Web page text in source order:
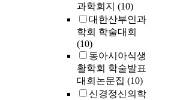
과학회지 (10)
대한산부인과
학회 학술대회
(10)
동아시아식생
활학회 학술발표
대회논문집 (10)
신경정신의학